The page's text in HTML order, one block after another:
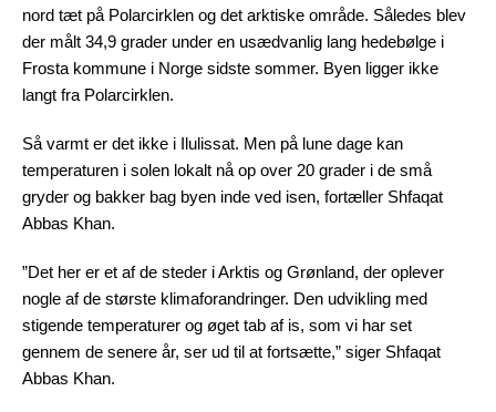
nord tæt på Polarcirklen og det arktiske område. Således blev
der målt 34,9 grader under en usædvanlig lang hedebølge i
Frosta kommune i Norge sidste sommer. Byen ligger ikke
langt fra Polarcirklen.
Så varmt er det ikke i Ilulissat. Men på lune dage kan
temperaturen i solen lokalt nå op over 20 grader i de små
gryder og bakker bag byen inde ved isen, fortæller Shfaqat
Abbas Khan.
”Det her er et af de steder i Arktis og Grønland, der oplever
nogle af de største klimaforandringer. Den udvikling med
stigende temperaturer og øget tab af is, som vi har set
gennem de senere år, ser ud til at fortsætte,” siger Shfaqat
Abbas Khan.